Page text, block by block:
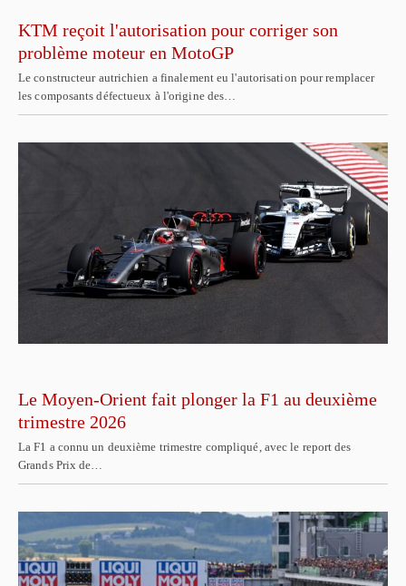
KTM reçoit l'autorisation pour corriger son
problème moteur en MotoGP
Le constructeur autrichien a finalement eu l'autorisation pour remplacer
les composants défectueux à l'origine des…
Le Moyen-Orient fait plonger la F1 au deuxième
trimestre 2026
La F1 a connu un deuxième trimestre compliqué, avec le report des
Grands Prix de…